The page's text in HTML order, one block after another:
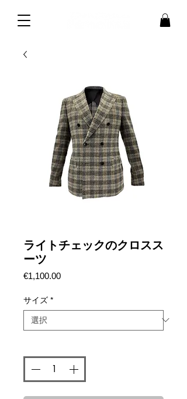
ライトチェックのクロスス
ーツ
€1,100.00価
サイズ *